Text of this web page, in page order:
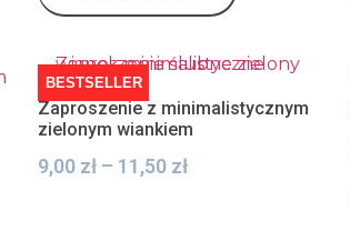
BESTSELLER
Zaproszenie z minimalistycznym
zielonym wiankiem
9,00 zł – 11,50 zł